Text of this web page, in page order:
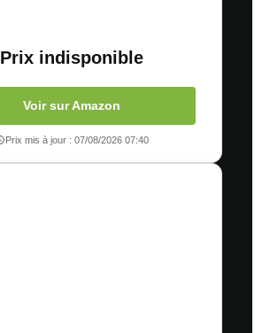
Prix indisponible
Voir sur Amazon
Prix mis à jour : 07/08/2026 07:40